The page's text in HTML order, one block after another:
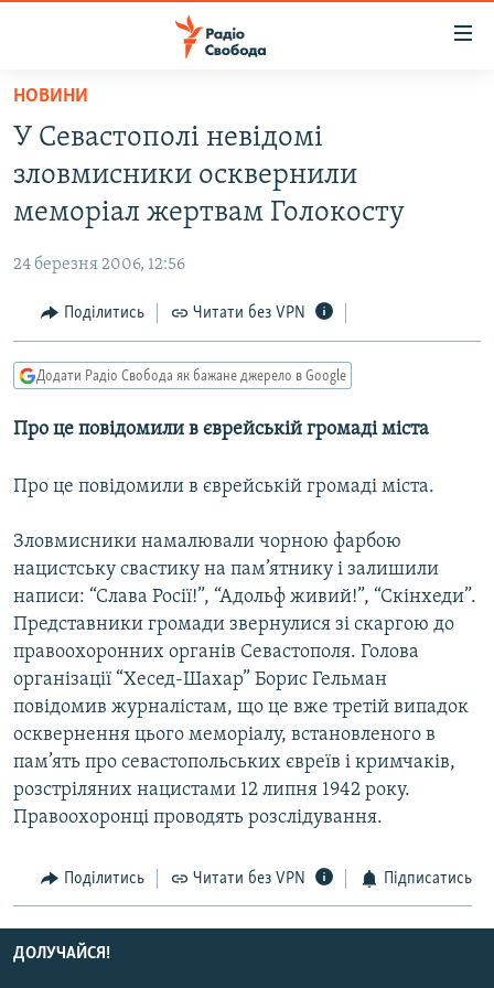
Перейти
основного
матеріалу
до
основної
навігації
Перейти
до
пошуку
ЕКОНОМІКА
СУСПІЛЬСТВО
УКРАЇНА
РОСІЙСЬКА «ФІЛЬТРАЦІЯ»
ДОНБАС.РЕАЛІЇ
ТИ ЯК?
СХЕМИ
КИТАЙ.ВИКЛИКИ
ФОТО
СПЕЦПРОЄКТИ
ПОДКАСТИ
КРИМ РЕАЛІЇ
РУС
УКР
КТАТ
НОВИНИ
У Севастополі невідомі
зловмисники осквернили
меморіал жертвам Голокосту
24 березня 2006, 12:56
Поділитись Читати без VPN
Додати Радіо Свобода як бажане джерело в Google
Про це повідомили в єврейській громаді міста
Про це повідомили в єврейській громаді міста.
Зловмисники намалювали чорною фарбою
нацистську свастику на пам’ятнику і залишили
написи: “Слава Росії!”, “Адольф живий!”, “Скінхеди”.
Представники громади звернулися зі скаргою до
правоохоронних органів Севастополя. Голова
організації “Хесед-Шахар” Борис Гельман
повідомив журналістам, що це вже третій випадок
осквернення цього меморіалу, встановленого в
пам’ять про севастопольських євреїв і кримчаків,
розстріляних нацистами 12 липня 1942 року.
Правоохоронці проводять розслідування.
Поділитись Читати без VPN Підписатись
ДОЛУЧАЙСЯ!